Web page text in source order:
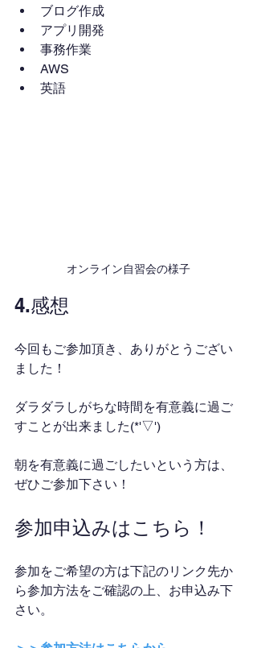
ブログ作成
アプリ開発
事務作業
AWS
英語
オンライン自習会の様子
4.感想
今回もご参加頂き、ありがとうござい
ました！
ダラダラしがちな時間を有意義に過ご
すことが出来ました(*'▽')
朝を有意義に過ごしたいという方は、
ぜひご参加下さい！
参加申込みはこちら！
参加をご希望の方は下記のリンク先か
ら参加方法をご確認の上、お申込み下
さい。